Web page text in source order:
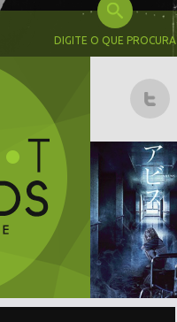
DIGITE O QUE PROCURA